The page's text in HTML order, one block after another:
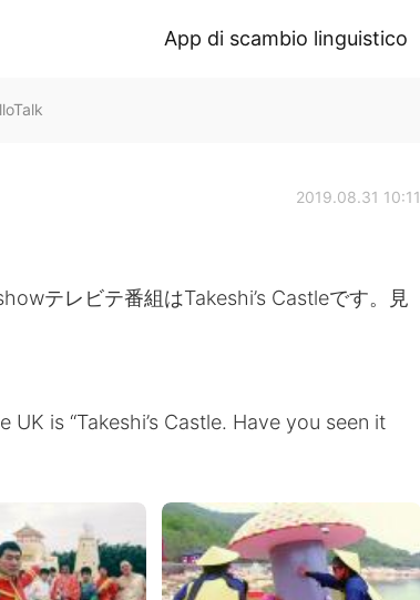
App di scambio linguistico
2019.08.31 10:11
テレビテ番組はTakeshi’s Castleです。見
is “Takeshi’s Castle. Have you seen it